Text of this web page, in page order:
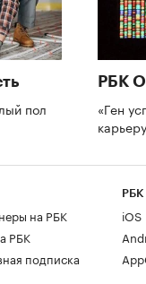
пол
РБК
«Ген
на РБК
РБК
подписка
РБК
iOS